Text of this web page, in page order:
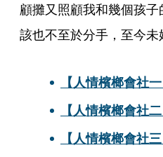
顧攤又照顧我和幾個孩
該也不至於分手，至今未
【人情檳榔會社一
【人情檳榔會社二
【人情檳榔會社三